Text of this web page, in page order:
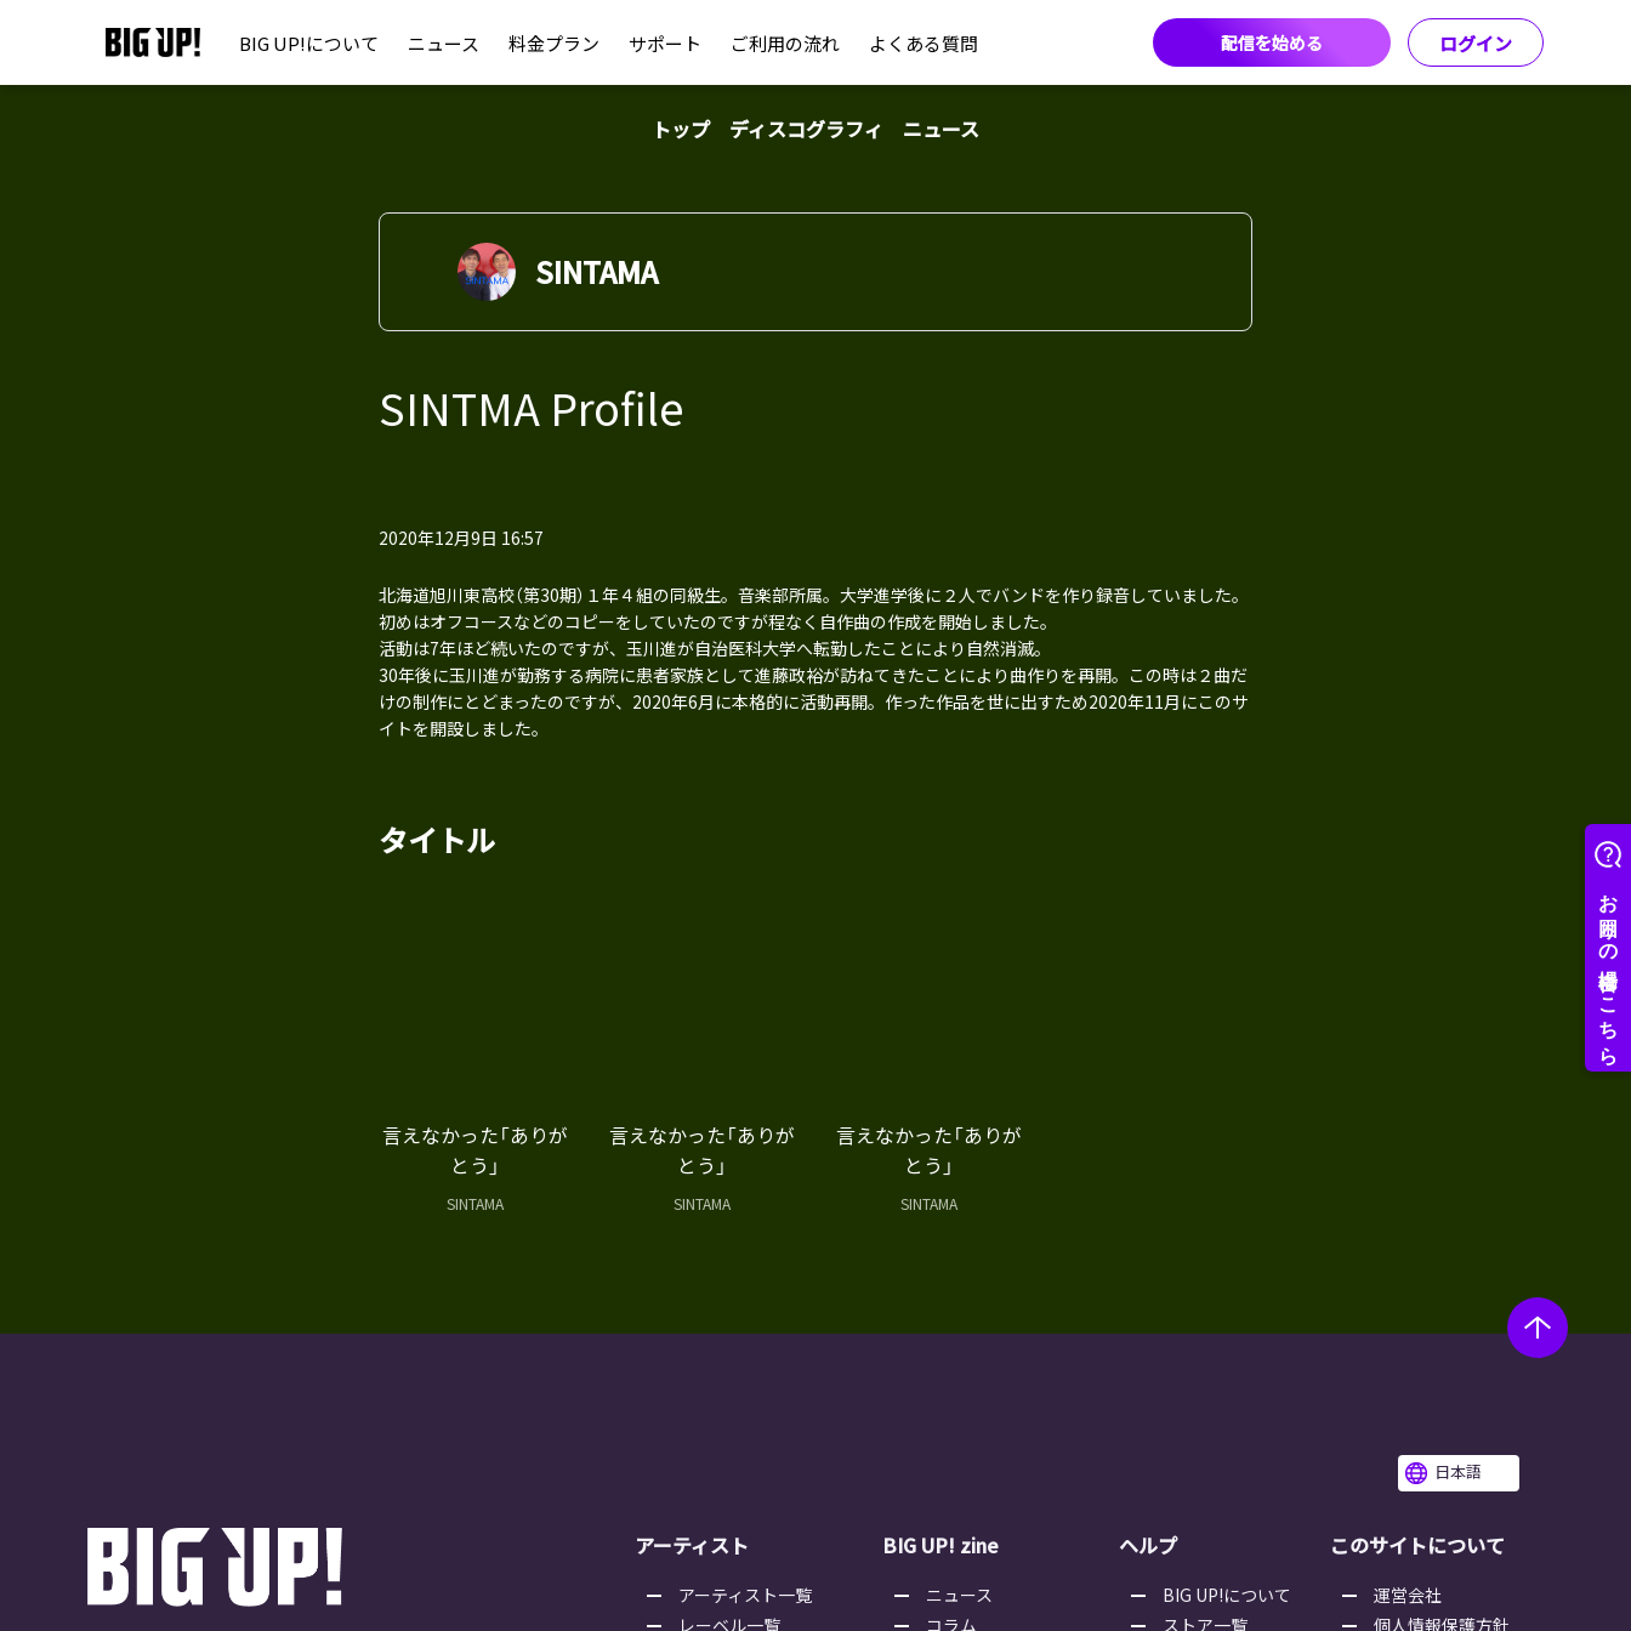
BIG UP!について ニュース 料金プラン サポート ご利用の流れ よくある質問 配信を始める ログイン
トップ ディスコグラフィ ニュース
SINTAMA
SINTMA Profile
2020年12月9日 16:57
北海道旭川東高校（第30期）１年４組の同級生。音楽部所属。大学進学後に２人でバンドを作り録音していました。
初めはオフコースなどのコピーをしていたのですが程なく自作曲の作成を開始しました。
活動は7年ほど続いたのですが、玉川進が自治医科大学へ転勤したことにより自然消滅。
30年後に玉川進が勤務する病院に患者家族として進藤政裕が訪ねてきたことにより曲作りを再開。この時は２曲だ
けの制作にとどまったのですが、2020年6月に本格的に活動再開。作った作品を世に出すため2020年11月にこのサ
イトを開設しました。
タイトル
言えなかった「ありが
とう」
SINTAMA
言えなかった「ありが
とう」
SINTAMA
言えなかった「ありが
とう」
SINTAMA
日本語
アーティスト
アーティスト一覧
レーベル一覧
BIG UP! zine
ニュース
コラム
ヘルプ
BIG UP!について
ストア一覧
このサイトについて
運営会社
個人情報保護方針